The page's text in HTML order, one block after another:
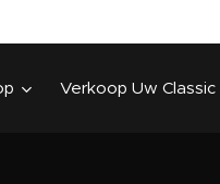
Verkoop Uw Classic